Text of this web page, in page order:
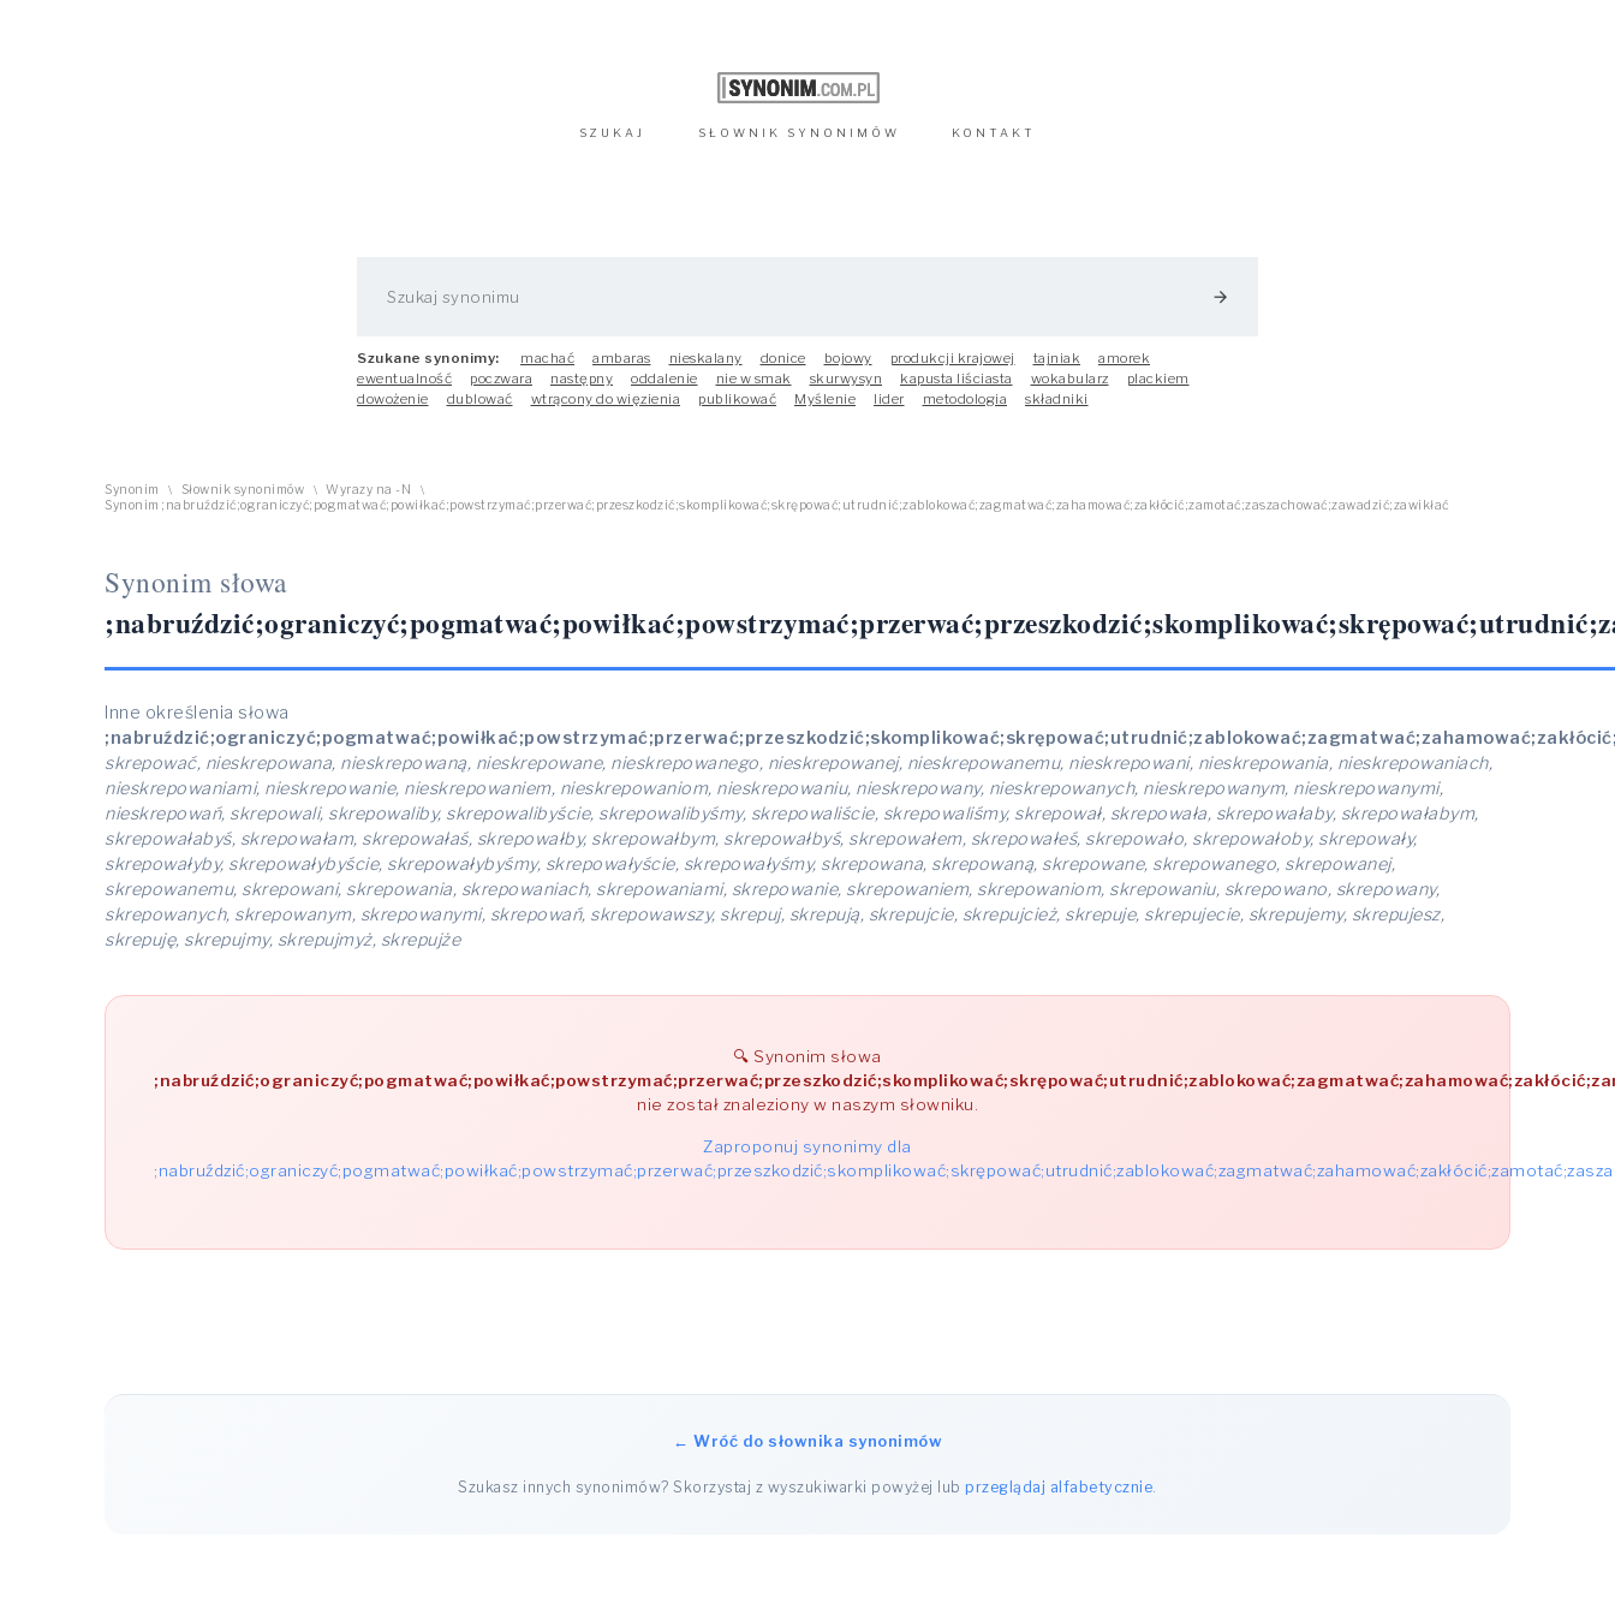
SZUKAJ SŁOWNIK SYNONIMÓW KONTAKT
arrow_forward
Szukane synonimy: machać ambaras nieskalany donice bojowy produkcji krajowej tajniak
amorek
ewentualność
poczwara następny oddalenie nie w smak skurwysyn kapusta liściasta wokabularz
plackiem
dowożenie
dublować wtrącony do więzienia publikować Myślenie lider metodologia składniki
Synonim \ Słownik synonimów \ Wyrazy na -N \
Synonim ;nabruździć;ograniczyć;pogmatwać;powiłkać;powstrzymać;przerwać;przeszkodzić;skomplikować;skrępować;utrudnić;zablokować;zagmatwać;zahamować;zakłócić;zamotać;zaszachować;zawadzić;zawikłać
Synonim słowa
Inne określenia słowa
skrepować, nieskrepowana, nieskrepowaną, nieskrepowane, nieskrepowanego, nieskrepowanej, nieskrepowanemu, nieskrepowani, nieskrepowania, nieskrepowaniach,
nieskrepowaniami, nieskrepowanie, nieskrepowaniem, nieskrepowaniom, nieskrepowaniu, nieskrepowany, nieskrepowanych, nieskrepowanym, nieskrepowanymi,
nieskrepowań, skrepowali, skrepowaliby, skrepowalibyście, skrepowalibyśmy, skrepowaliście, skrepowaliśmy, skrepował, skrepowała, skrepowałaby, skrepowałabym,
skrepowałabyś, skrepowałam, skrepowałaś, skrepowałby, skrepowałbym, skrepowałbyś, skrepowałem, skrepowałeś, skrepowało, skrepowałoby, skrepowały,
skrepowałyby, skrepowałybyście, skrepowałybyśmy, skrepowałyście, skrepowałyśmy, skrepowana, skrepowaną, skrepowane, skrepowanego, skrepowanej,
skrepowanemu, skrepowani, skrepowania, skrepowaniach, skrepowaniami, skrepowanie, skrepowaniem, skrepowaniom, skrepowaniu, skrepowano, skrepowany,
skrepowanych, skrepowanym, skrepowanymi, skrepowań, skrepowawszy, skrepuj, skrepują, skrepujcie, skrepujcież, skrepuje, skrepujecie, skrepujemy, skrepujesz,
skrepuję, skrepujmy, skrepujmyż, skrepujże
Synonim słowa
nie został znaleziony w naszym słowniku.
Zaproponuj synonimy dla
← Wróć do słownika synonimów
Szukasz innych synonimów? Skorzystaj z wyszukiwarki powyżej lubprzeglądaj alfabetycznie.